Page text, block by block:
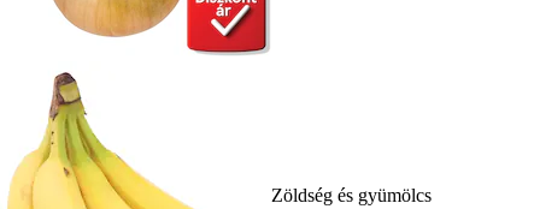
Zöldség és gyümölcs